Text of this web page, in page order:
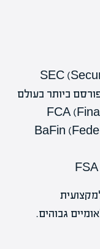
SEC
BaFin
גבוהים.